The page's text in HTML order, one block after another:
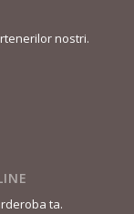
nostri.
ta.